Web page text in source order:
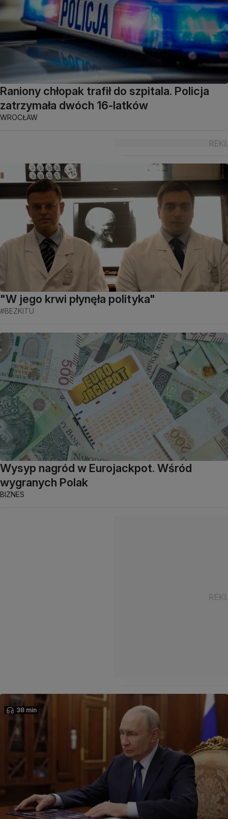
Raniony chłopak trafił do szpitala. Policja
zatrzymała dwóch 16-latków
WROCŁAW
"W jego krwi płynęła polityka"
#BEZKITU
Wysyp nagród w Eurojackpot. Wśród
wygranych Polak
BIZNES
38 min